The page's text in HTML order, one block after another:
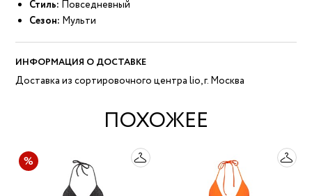
Стиль: Повседневный
Сезон: Мульти
ИНФОРМАЦИЯ О ДОСТАВКЕ
Доставка из сортировочного центра lio, г. Москва
ПОХОЖЕЕ